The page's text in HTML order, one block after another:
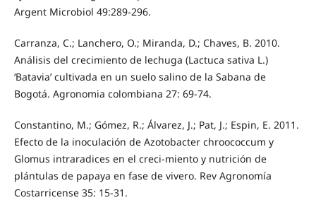
Argent Microbiol 49:289-296.
Carranza, C.; Lanchero, O.; Miranda, D.; Chaves, B. 2010.
Análisis del crecimiento de lechuga (Lactuca sativa L.)
‘Batavia’ cultivada en un suelo salino de la Sabana de
Bogotá. Agronomia colombiana 27: 69-74.
Constantino, M.; Gómez, R.; Álvarez, J.; Pat, J.; Espin, E. 2011.
Efecto de la inoculación de Azotobacter chroococcum y
Glomus intraradices en el creci-miento y nutrición de
plántulas de papaya en fase de vivero. Rev Agronomía
Costarricense 35: 15-31.